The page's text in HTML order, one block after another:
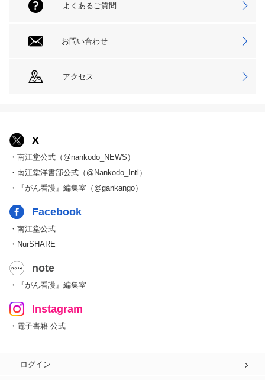
よくあるご質問
お問い合わせ
アクセス
X
・南江堂公式（@nankodo_NEWS）
・南江堂洋書部公式（@Nankodo_Intl）
・『がん看護』編集室（@gankango）
Facebook
・南江堂公式
・NurSHARE
note
・『がん看護』編集室
Instagram
・電子書籍 公式
ログイン